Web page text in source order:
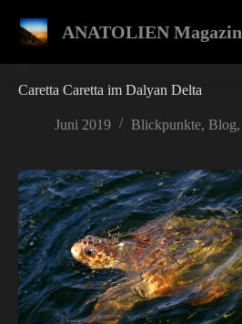
Inhalt
springen
ANATOLIEN Magazin
Caretta Caretta im Dalyan Delta
Juni 2019 Blickpunkte, Blog,